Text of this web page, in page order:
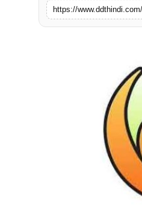
https://